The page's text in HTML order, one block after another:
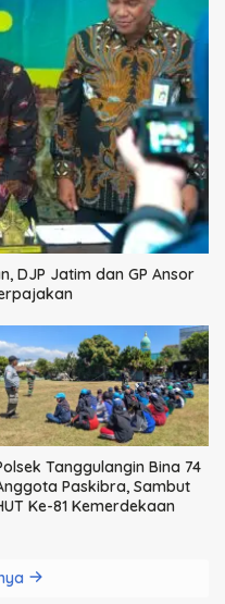
DJP Jatim dan GP Ansor
Tanggulangin Bina 74
Paskibra, Sambut
Ke-81 Kemerdekaan